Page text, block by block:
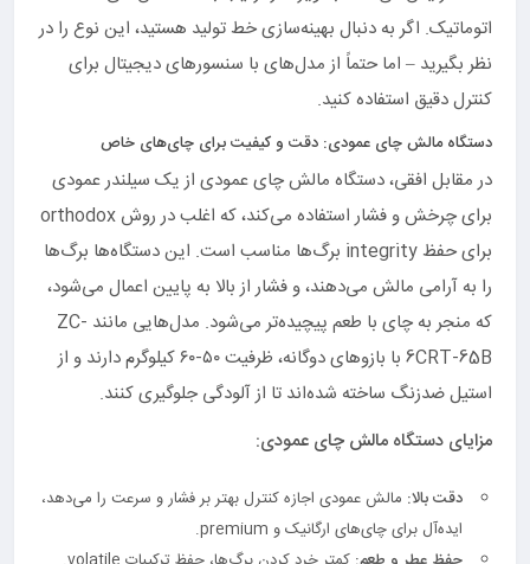
اتوماتیک. اگر به دنبال بهینه‌سازی خط تولید هستید، این نوع را در
نظر بگیرید – اما حتماً از مدل‌های با سنسورهای دیجیتال برای
کنترل دقیق استفاده کنید.
دستگاه مالش چای عمودی: دقت و کیفیت برای چای‌های خاص
در مقابل افقی، دستگاه مالش چای عمودی از یک سیلندر عمودی
برای چرخش و فشار استفاده می‌کند، که اغلب در روش orthodox
برای حفظ integrity برگ‌ها مناسب است. این دستگاه‌ها برگ‌ها
را به آرامی مالش می‌دهند، و فشار از بالا به پایین اعمال می‌شود،
که منجر به چای با طعم پیچیده‌تر می‌شود. مدل‌هایی مانند ZC-
6CRT-65B با بازوهای دوگانه، ظرفیت ۵۰-۶۰ کیلوگرم دارند و از
استیل ضدزنگ ساخته شده‌اند تا از آلودگی جلوگیری کنند.
مزایای دستگاه مالش چای عمودی:
دقت بالا: مالش عمودی اجازه کنترل بهتر بر فشار و سرعت را می‌دهد،
ایده‌آل برای چای‌های ارگانیک و premium.